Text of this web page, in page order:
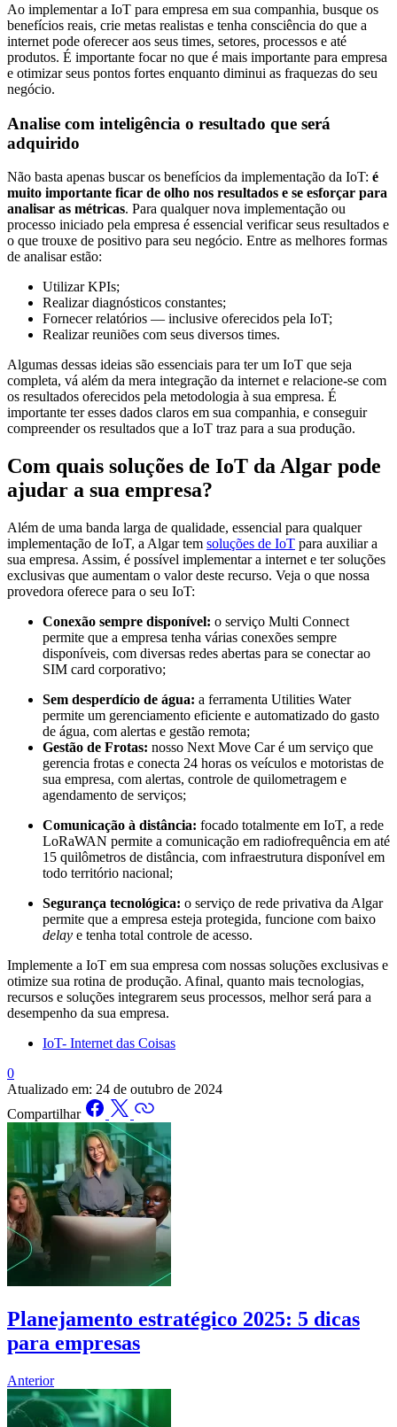
Ao implementar a IoT para empresa em sua companhia, busque os
benefícios reais, crie metas realistas e tenha consciência do que a
internet pode oferecer aos seus times, setores, processos e até
produtos. É importante focar no que é mais importante para empresa
e otimizar seus pontos fortes enquanto diminui as fraquezas do seu
negócio.
Analise com inteligência o resultado que será
adquirido
Não basta apenas buscar os benefícios da implementação da IoT: é
muito importante ficar de olho nos resultados e se esforçar para
analisar as métricas. Para qualquer nova implementação ou
processo iniciado pela empresa é essencial verificar seus resultados e
o que trouxe de positivo para seu negócio. Entre as melhores formas
de analisar estão:
Utilizar KPIs;
Realizar diagnósticos constantes;
Fornecer relatórios — inclusive oferecidos pela IoT;
Realizar reuniões com seus diversos times.
Algumas dessas ideias são essenciais para ter um IoT que seja
completa, vá além da mera integração da internet e relacione-se com
os resultados oferecidos pela metodologia à sua empresa. É
importante ter esses dados claros em sua companhia, e conseguir
compreender os resultados que a IoT traz para a sua produção.
Com quais soluções de IoT da Algar pode
ajudar a sua empresa?
Além de uma banda larga de qualidade, essencial para qualquer
implementação de IoT, a Algar tem soluções de IoT para auxiliar a
sua empresa. Assim, é possível implementar a internet e ter soluções
exclusivas que aumentam o valor deste recurso. Veja o que nossa
provedora oferece para o seu IoT:
Conexão sempre disponível: o serviço Multi Connect
permite que a empresa tenha várias conexões sempre
disponíveis, com diversas redes abertas para se conectar ao
SIM card corporativo;
Sem desperdício de água: a ferramenta Utilities Water
permite um gerenciamento eficiente e automatizado do gasto
de água, com alertas e gestão remota;
Gestão de Frotas: nosso Next Move Car é um serviço que
gerencia frotas e conecta 24 horas os veículos e motoristas de
sua empresa, com alertas, controle de quilometragem e
agendamento de serviços;
Comunicação à distância: focado totalmente em IoT, a rede
LoRaWAN permite a comunicação em radiofrequência em até
15 quilômetros de distância, com infraestrutura disponível em
todo território nacional;
Segurança tecnológica: o serviço de rede privativa da Algar
permite que a empresa esteja protegida, funcione com baixo
delay e tenha total controle de acesso.
Implemente a IoT em sua empresa com nossas soluções exclusivas e
otimize sua rotina de produção. Afinal, quanto mais tecnologias,
recursos e soluções integrarem seus processos, melhor será para a
desempenho da sua empresa.
IoT- Internet das Coisas
0
Atualizado em: 24 de outubro de 2024
Compartilhar
Planejamento estratégico 2025: 5 dicas
para empresas
Anterior